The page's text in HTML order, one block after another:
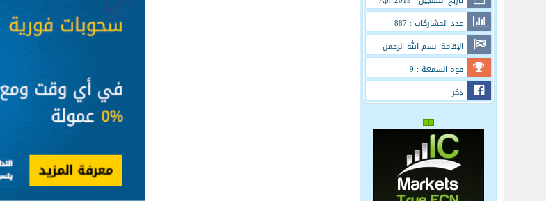
عدد المشاركات : 887
الإقامة: بسم الله الرحمن
الرحيم
قوة السمعة : 9
ذكر